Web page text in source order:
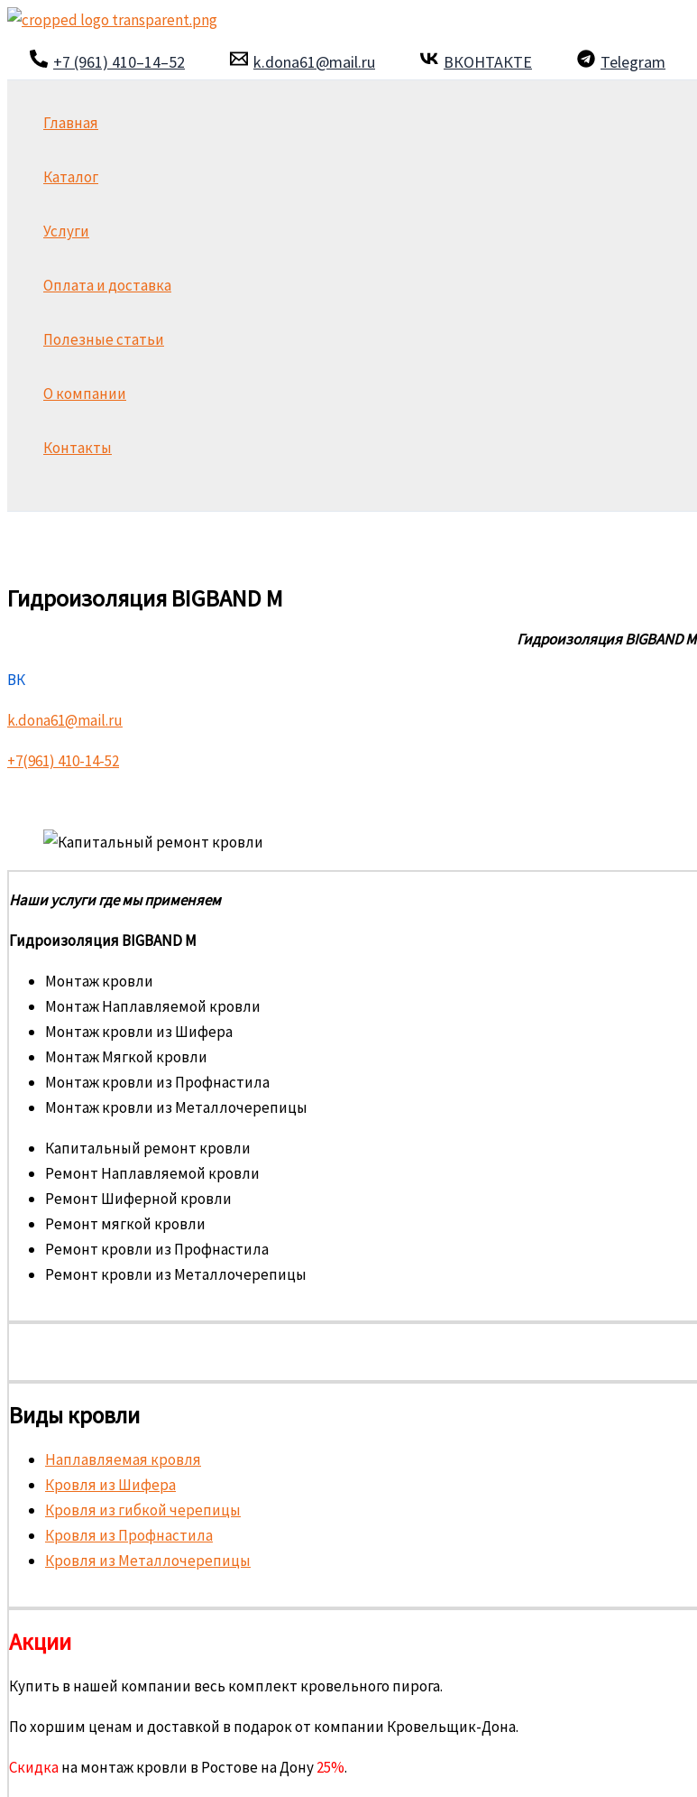
Перейти
содержимому
+7 (961) 410–14–52 k.dona61@mail.ru ВКОНТАКТЕ Telegram
Главная
Каталог
Услуги
Оплата и доставка
Полезные статьи
О компании
Контакты
Гидроизоляция BIGBAND M
Гидроизоляция BIGBAND M
ВК
k.dona61@mail.ru
+7(961) 410-14-52
Наши услуги где мы применяем
Гидроизоляция BIGBAND M
Монтаж кровли
Монтаж Наплавляемой кровли
Монтаж кровли из Шифера
Монтаж Мягкой кровли
Монтаж кровли из Профнастила
Монтаж кровли из Металлочерепицы
Капитальный ремонт кровли
Ремонт Наплавляемой кровли
Ремонт Шиферной кровли
Ремонт мягкой кровли
Ремонт кровли из Профнастила
Ремонт кровли из Металлочерепицы
Виды кровли
Наплавляемая кровля
Кровля из Шифера
Кровля из гибкой черепицы
Кровля из Профнастила
Кровля из Металлочерепицы
Акции
Купить в нашей компании весь комплект кровельного пирога.
По хоршим ценам и доставкой в подарок от компании Кровельщик-Дона.
Скидкана монтаж кровли в Ростове на Дону25%.